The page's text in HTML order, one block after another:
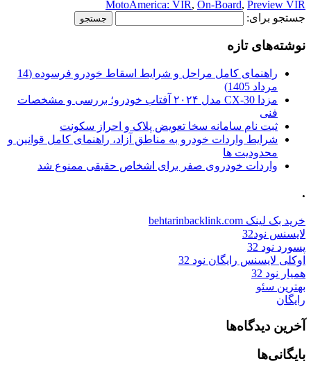
MotoAmerica: VIR, On-Board, Preview VIR
جستجو برای:
نوشته‌های تازه
راهنمای کامل مراحل و شرایط اسقاط خودرو فرسوده (14
مرداد 1405)
مزدا CX-30 مدل ۲۰۲۴ آفتاب خودرو؛ بررسی و مشخصات
فنی
ثبت نام سامانه سخا تعویض پلاک و احراز سکونت
شرایط واردات خودرو به مناطق آزاد، راهنمای کامل قوانین و
محدودیت ها
واردات خودروی صفر برای اشخاص حقیقی ممنوع شد
.
خرید بک لینک behtarinbacklink.com
لایسنس نود32
پسورد نود 32
اوکلی لایسنس رایگان نود 32
همیار نود 32
بهترین سئو
رایگان
آخرین دیدگاه‌ها
بایگانی‌ها